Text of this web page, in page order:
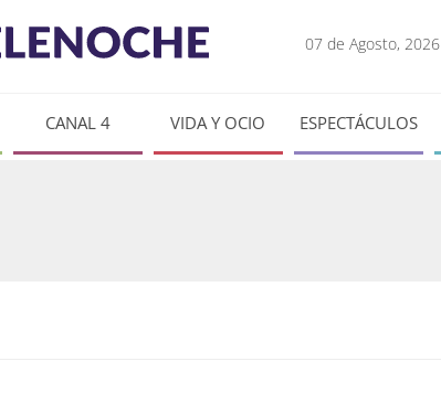
07 de Agosto, 2026
CANAL 4 VIDA Y OCIO ESPECTÁCULOS